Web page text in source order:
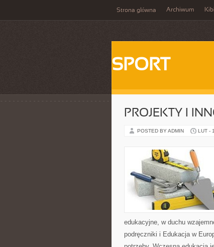
Strona główna Archiwum
SPORT
PROJEKTY I
POSTED BY ADMIN LUT -
edukacyjne, w duchu
podręczniki i Edukacja w